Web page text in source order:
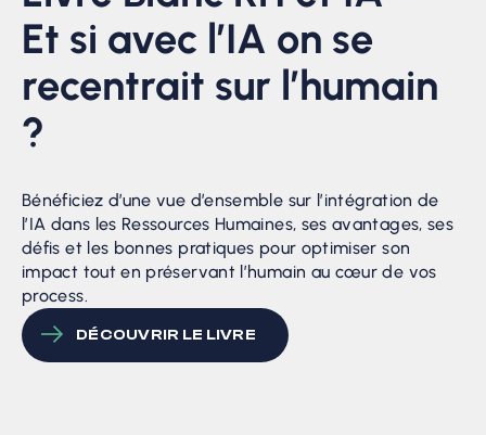
Et si avec l’IA on se
recentrait sur l’humain
?
Bénéficiez d’une vue d’ensemble sur l’intégration de
l’IA dans les Ressources Humaines, ses avantages, ses
défis et les bonnes pratiques pour optimiser son
impact tout en préservant l’humain au cœur de vos
process.
DÉCOUVRIR LE LIVRE